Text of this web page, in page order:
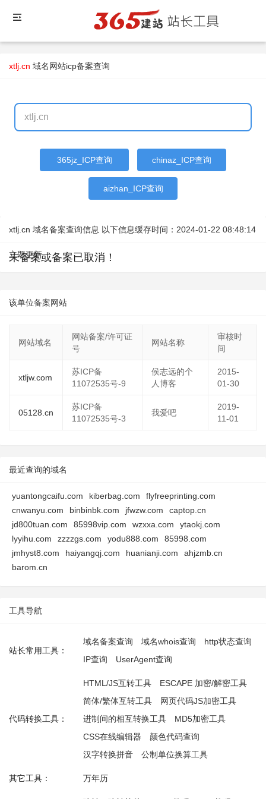
xtlj.cn 域名网站icp备案查询
365jz_ICP查询 chinaz_ICP查询
aizhan_ICP查询
xtlj.cn 域名备案查询信息 以下信息缓存时间： 2024-01-22 08:48:14
立即更新
未备案或备案已取消！
该单位备案网站
网站域名
网站备案/许可证
号
网站名称
审核时
间
xtljw.com
苏ICP备
11072535号-9
侯志远的个
人博客
2015-
01-30
05128.cn
苏ICP备
11072535号-3
我爱吧
2019-
11-01
最近查询的域名
yuantongcaifu.com kiberbag.com
flyfreeprinting.com
cnwanyu.com
binbinbk.com jfwzw.com
captop.cn
jd800tuan.com
85998vip.com wzxxa.com
ytaokj.com
lyyihu.com
zzzzgs.com yodu888.com
85998.com
jmhyst8.com
haiyangqj.com huanianji.com
ahjzmb.cn
barom.cn
工具导航
站长常用工具：
域名备案查询 域名whois查询
http状态查询
IP查询
UserAgent查询
代码转换工具：
HTML/JS互转工具
ESCAPE 加密/解密工具
简体/繁体互转工具
网页代码JS加密工具
进制间的相互转换工具
MD5加密工具
CSS在线编辑器
颜色代码查询
汉字转换拼音
公制单位换算工具
其它工具： 万年历